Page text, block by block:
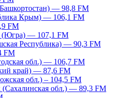
— 98,8 FM
Крым) — 106,1 FM
FM
— 107,1 FM
Республика) — 90,3 FM
FM
обл.) — 106,7 FM
край) — 87,6 FM
обл.) – 104,5 FM
обл.) — 89,3 FM